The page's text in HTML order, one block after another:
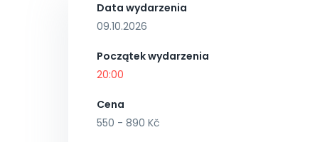
Data wydarzenia
09.10.2026
Początek wydarzenia
20:00
Cena
550 - 890 Kč